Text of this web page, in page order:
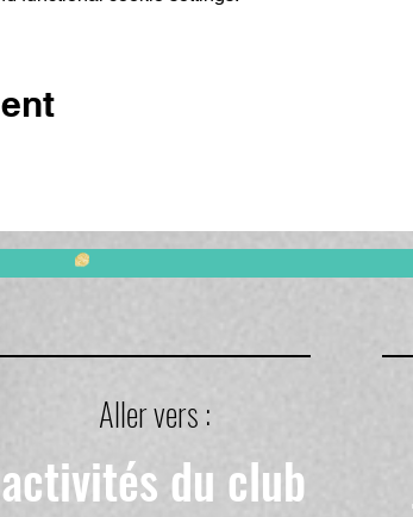
Aller vers :
activités du club